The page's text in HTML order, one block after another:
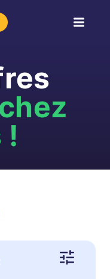
chez
!